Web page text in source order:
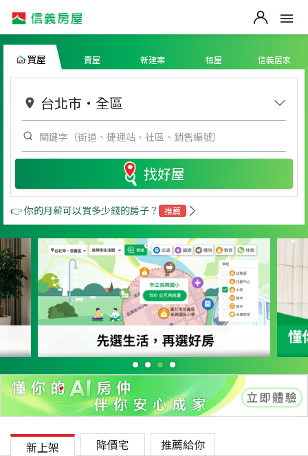
買屋 賣屋 新建案 租屋 信義居家
台北市 ・ 全區
找好屋
👉 你的月薪可以買多少錢的房子？ 推薦
新上架 降價宅 推薦給你